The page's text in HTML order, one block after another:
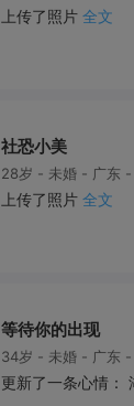
上传了照片 全文
社恐小美
28岁 - 未婚 - 广东 -
上传了照片 全文
等待你的出现
34岁 - 未婚 - 广东 -
更新了一条心情：